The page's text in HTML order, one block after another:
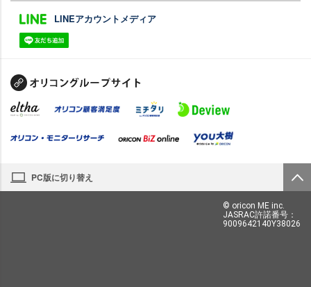
LINEアカウントメディア
PC版に切り替え
© oricon ME inc.
JASRAC許諾番号：
9009642140Y38026